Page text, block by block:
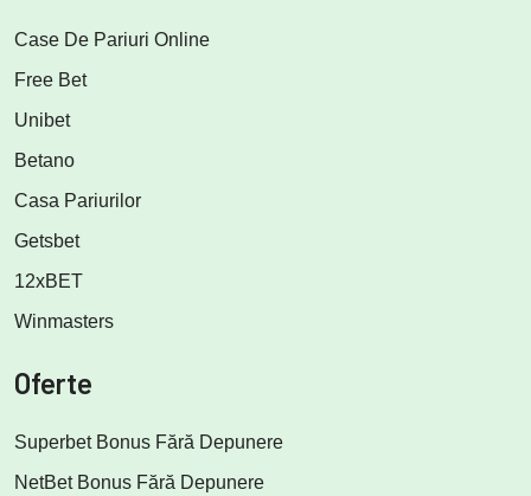
Case De Pariuri Online
Free Bet
Unibet
Betano
Casa Pariurilor
Getsbet
12xBET
Winmasters
Oferte
Superbet Bonus Fără Depunere
NetBet Bonus Fără Depunere